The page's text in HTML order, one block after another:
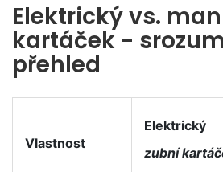
Elektrický vs.
kartáček -
přehled
Vlastnost
Elektrický
zubní